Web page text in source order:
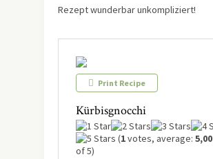
Rezept wunderbar unkompliziert!
Print Recipe
Kürbisgnocchi
(1votes, average: 5,00
of 5)